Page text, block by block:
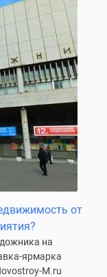
от
на
ярмарка
M.ru